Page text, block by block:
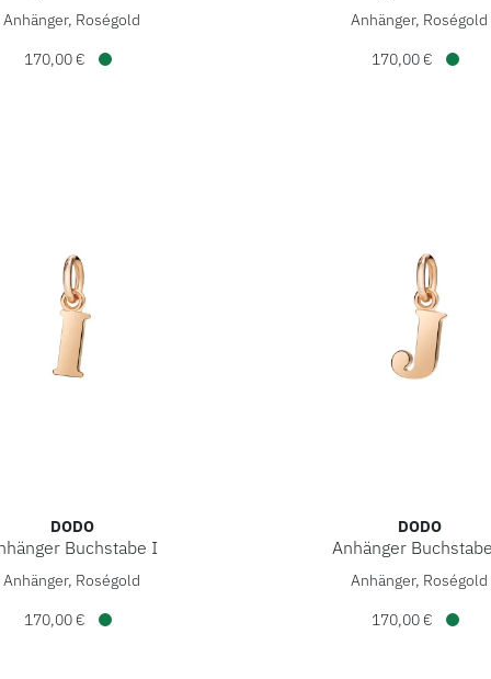
Buchstabe E, Ref: DMB2008-LETEL-0009R, Preis:
Anhänger, Roségold
170,00 €
DoDo AnhängerAnhänger, Roségold
170,00 €
DODO
Buchstabe I
Buchstabe I, Ref: DMB2012-LETIL-0009R, Preis:
Anhänger, Roségold
170,00 €
DODO
Anhänger
DoDo AnhängerAnhänger, Roségold
170,00 €